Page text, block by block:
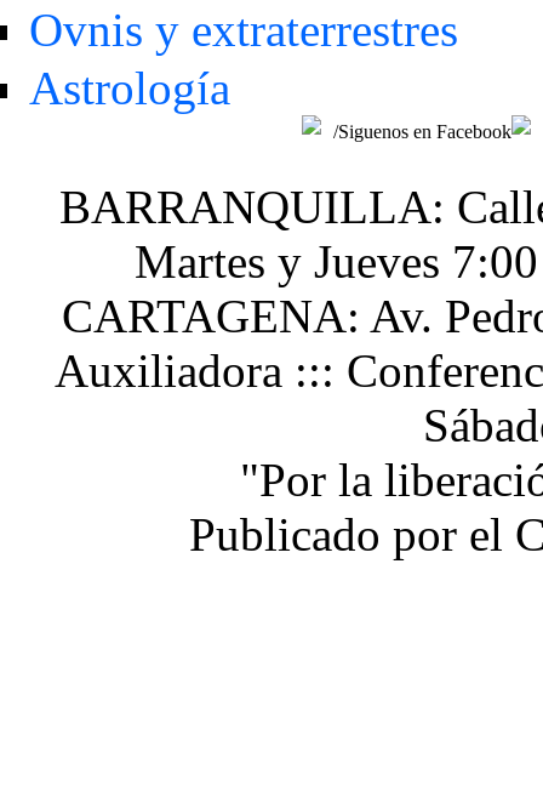
Ovnis y extraterrestres
Astrología
/Siguenos en Facebook
BARRANQUILLA:
Martes y Jueves
CARTAGENA: Av.
Auxiliadora :::
"Por la
Publicado por el